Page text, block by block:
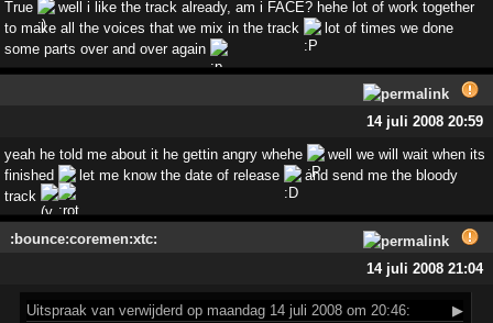
True
well i like the track already, am i FACE? hehe lot of work together
to make all the voices that we mix in the track
lot of times we done
some parts over and over again
14 juli 2008 20:59
yeah he told me about it he gettin angry whehe
well we will wait when its
finished
let me know the date of release
and send me the bloody
track
:bounce:coremen:xtc:
14 juli 2008 21:04
Uitspraak van verwijderd op maandag 14 juli 2008 om 20:46:
▶